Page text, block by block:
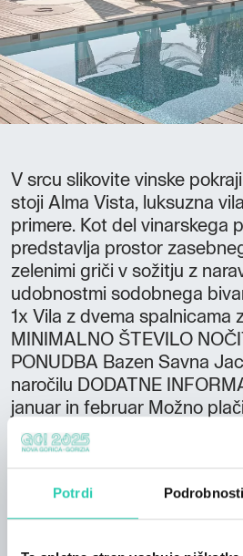
Potrdi Podrobnosti
V srcu slikovite vinske
stoji Alma Vista, luksuzna
primere. Kot del vinarskega
predstavlja prostor
zelenimi griči v sožitju z
udobnostmi sodobnega
1x Vila z dvema spalnicama
MINIMALNO ŠTEVILO
PONUDBA Bazen Savna
naročilu DODATNE
januar in februar Možno
karticami